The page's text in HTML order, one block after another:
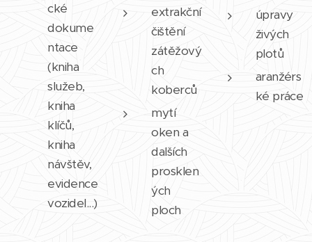
cké
dokume
ntace
(kniha
služeb,
kniha
klíčů,
kniha
návštěv,
evidence
vozidel...)
extrakční
čištění
zátěžový
ch
koberců
mytí
oken a
dalších
prosklen
ých
ploch
úpravy
živých
plotů
aranžérs
ké práce